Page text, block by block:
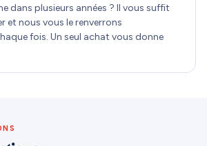
dans plusieurs années ? Il vous suffit
et nous vous le renverrons
fois. Un seul achat vous donne